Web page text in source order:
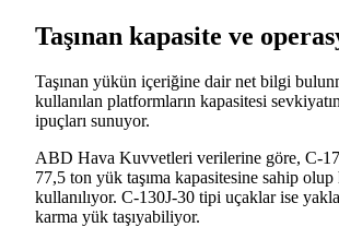
Taşınan kapasite ve
Taşınan yükün içeriğine dair net bilgi
kullanılan platformların kapasitesi
ipuçları sunuyor.
ABD Hava Kuvvetleri verilerine göre, C-
77,5 ton yük taşıma kapasitesine sahip
kullanılıyor. C-130J-30 tipi uçaklar ise
karma yük taşıyabiliyor.